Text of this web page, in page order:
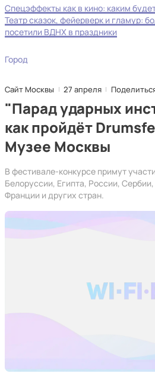
Спецэффекты как в кино: каким
Театр сказок, фейерверк и гламур:
посетили ВДНХ в праздники
Город
Сайт Москвы 27 апреля
"Парад ударных
как пройдёт
Музее Москвы
В фестивале-конкурсе примут
Белоруссии, Египта, России,
Франции и других стран.